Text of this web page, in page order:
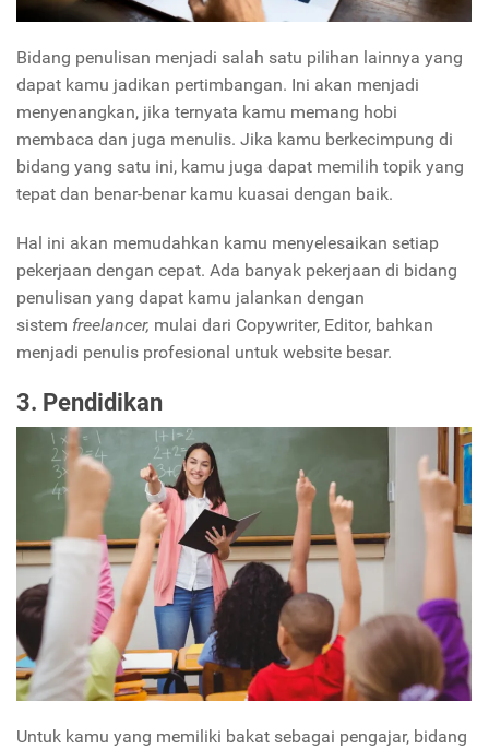
Bidang penulisan menjadi salah satu pilihan lainnya yang
dapat kamu jadikan pertimbangan. Ini akan menjadi
menyenangkan, jika ternyata kamu memang hobi
membaca dan juga menulis. Jika kamu berkecimpung di
bidang yang satu ini, kamu juga dapat memilih topik yang
tepat dan benar-benar kamu kuasai dengan baik.
Hal ini akan memudahkan kamu menyelesaikan setiap
pekerjaan dengan cepat. Ada banyak pekerjaan di bidang
penulisan yang dapat kamu jalankan dengan
sistem freelancer, mulai dari Copywriter, Editor, bahkan
menjadi penulis profesional untuk website besar.
3. Pendidikan
Untuk kamu yang memiliki bakat sebagai pengajar, bidang